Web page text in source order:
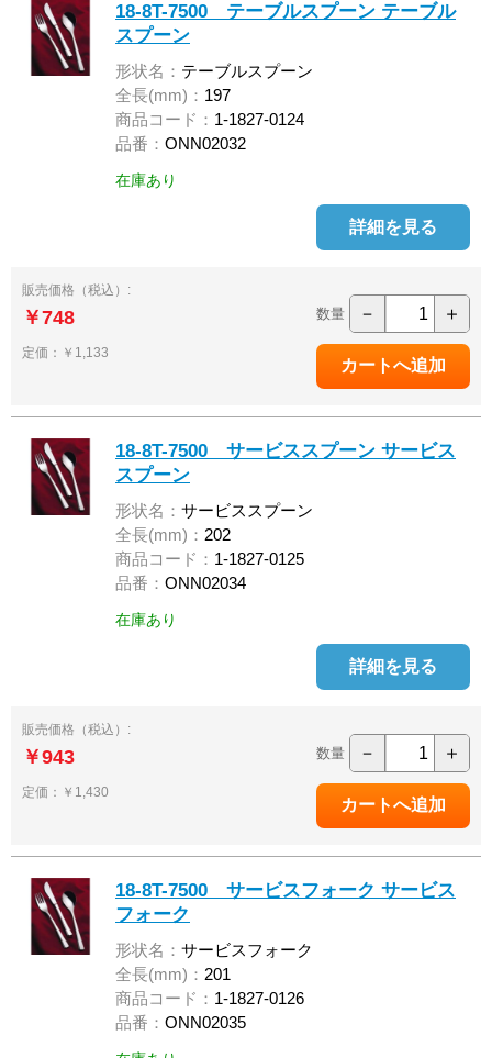
18-8T-7500 テーブルスプーン テーブル
スプーン
形状名： テーブルスプーン
全長(mm)： 197
商品コード： 1-1827-0124
品番： ONN02032
在庫あり
詳細を見る
販売価格（税込）:
￥748
定価：￥1,133
数量 － ＋
18-8T-7500 サービススプーン サービス
スプーン
形状名： サービススプーン
全長(mm)： 202
商品コード： 1-1827-0125
品番： ONN02034
在庫あり
詳細を見る
販売価格（税込）:
￥943
定価：￥1,430
数量 － ＋
18-8T-7500 サービスフォーク サービス
フォーク
形状名： サービスフォーク
全長(mm)： 201
商品コード： 1-1827-0126
品番： ONN02035